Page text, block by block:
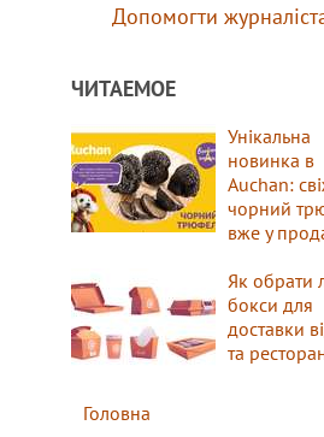
Допомогти
ЧИТАЕМОЕ
Унікальна
новинка в
Auchan:
чорний
вже у
Як обрати
бокси для
доставки
та
Головна